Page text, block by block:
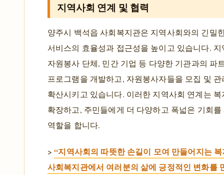
지역사회 연계 및 협력
양주시 백석읍 사회복지관은 지역사회와의 긴밀
서비스의 효율성과 접근성을 높이고 있습니다.
자원봉사 단체, 민간 기업 등 다양한 기관과의 파
프로그램을 개발하고, 자원봉사자들을 모집 및
확산시키고 있습니다. 이러한 지역사회 연계는
확장하고, 주민들에게 더 다양하고 폭넓은 기회
역할을 합니다.
>“지역사회의 따뜻한 손길이 모여 만들어지는
사회복지관에서 여러분의 삶에 긍정적인 변화를